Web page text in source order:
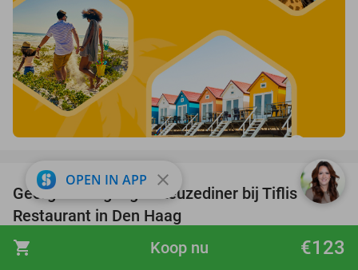
shopping_cart €123
Koop nu
51%
Georgisch 3-gangen keuzediner bij Tiflis
Restaurant in Den Haag
Tiflis Restaurant 8.8star
OPEN IN APP close